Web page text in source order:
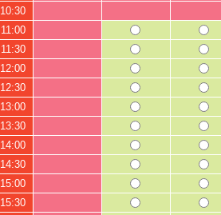
10:30
11:00
11:30
12:00
12:30
13:00
13:30
14:00
14:30
15:00
15:30